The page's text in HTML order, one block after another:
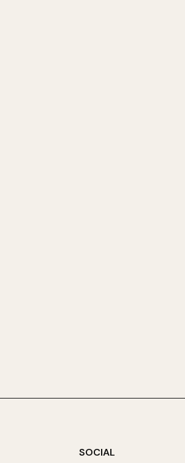
SOCIAL